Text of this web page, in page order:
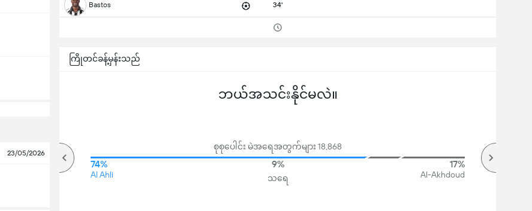
23/05/2026
Bastos 34'
ကြိုတင်ခန့်မှန်းသည်
ဘယ်အသင်းနိုင်မလဲ။
စုစုပေါင်း မဲအရေအတွက်များ 18,868
74%
Al Ahli
9%
သရေ
17%
Al-Akhdoud